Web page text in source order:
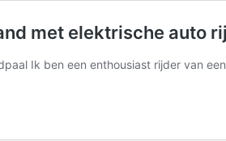
met elektrische auto
Ik ben een enthousiast rijder van